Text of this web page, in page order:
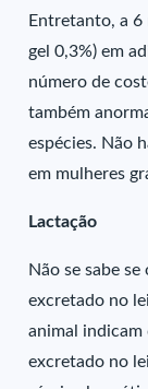
Entretanto, a
gel 0,3%) em
número de
também
espécies. Não
em mulheres
Lactação
Não se sabe
excretado no
animal indicam
excretado no